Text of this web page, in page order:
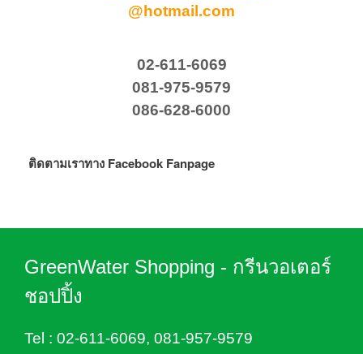
@hotmail.com
02-611-6069
081-975-9579
086-628-6000
ติดตามเราทาง Facebook Fanpage
GreenWater Shopping - กรีนวอเตอร์
ชอปปิ้ง
Tel : 02-611-6069, 081-957-9579